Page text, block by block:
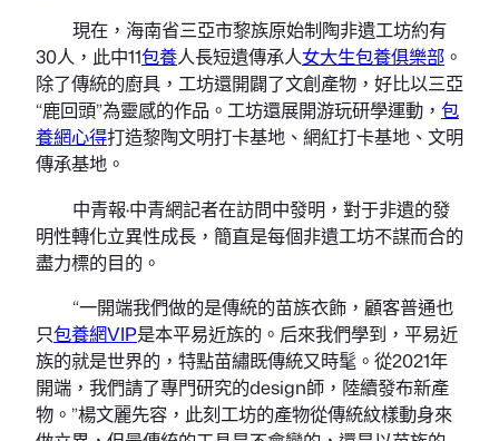
現在，海南省三亞市黎族原始制陶非遺工坊約有
30人，此中11包養人長短遺傳承人女大生包養俱樂部 。
除了傳統的廚具，工坊還開闢了文創產物，好比以三亞
“鹿回頭”為靈感的作品。工坊還展開游玩研學運動， 包
養網心得打造黎陶文明打卡基地、網紅打卡基地、文明
傳承基地。
中青報·中青網記者在訪問中發明，對于非遺的發
明性轉化立異性成長，簡直是每個非遺工坊不謀而合的
盡力標的目的。
“一開端我們做的是傳統的苗族衣飾，顧客普通也
只包養網VIP是本平易近族的。后來我們學到，平易近
族的就是世界的，特點苗繡既傳統又時髦。從2021年
開端，我們請了專門研究的design師，陸續發布新產
物。”楊文麗先容，此刻工坊的產物從傳統紋樣動身來